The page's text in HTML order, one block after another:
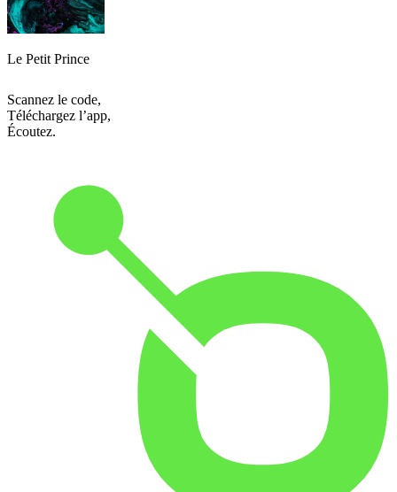
Le Petit Prince
Scannez le code,
Téléchargez l’app,
Écoutez.